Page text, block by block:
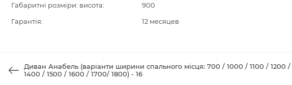
Габаритні розміри: висота:
900
Гарантія:
12 месяцев
Диван Анабель (варіанти ширини спального місця: 700 / 1000 / 1100 / 1200 /
1400 / 1500 / 1600 / 1700/ 1800) - 16